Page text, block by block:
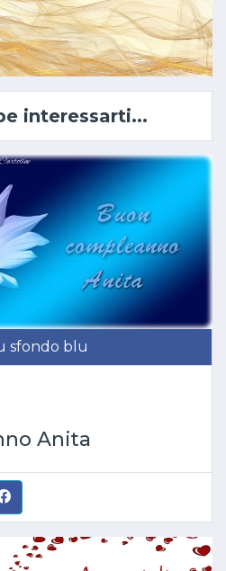
interessarti...
sfondo blu
Anita